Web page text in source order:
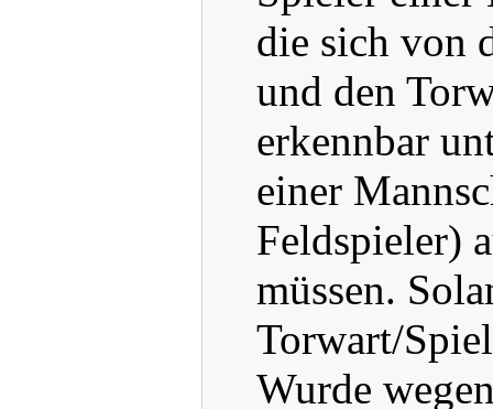
die sich von
und den
erkennbar
einer
Feldspieler)
müssen.
Torwart/
Wurde